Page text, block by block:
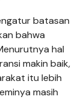
batasan
bahwa
hal
makin baik,
itu lebih
masih